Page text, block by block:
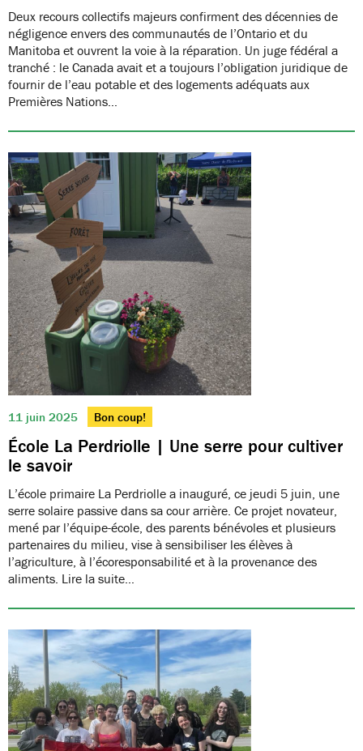
Deux recours collectifs majeurs confirment des décennies de
négligence envers des communautés de l’Ontario et du
Manitoba et ouvrent la voie à la réparation. Un juge fédéral a
tranché : le Canada avait et a toujours l’obligation juridique de
fournir de l’eau potable et des logements adéquats aux
Premières Nations…
11 juin 2025 Bon coup!
École La Perdriolle | Une serre pour cultiver
le savoir
L’école primaire La Perdriolle a inauguré, ce jeudi 5 juin, une
serre solaire passive dans sa cour arrière. Ce projet novateur,
mené par l’équipe-école, des parents bénévoles et plusieurs
partenaires du milieu, vise à sensibiliser les élèves à
l’agriculture, à l’écoresponsabilité et à la provenance des
aliments. Lire la suite…